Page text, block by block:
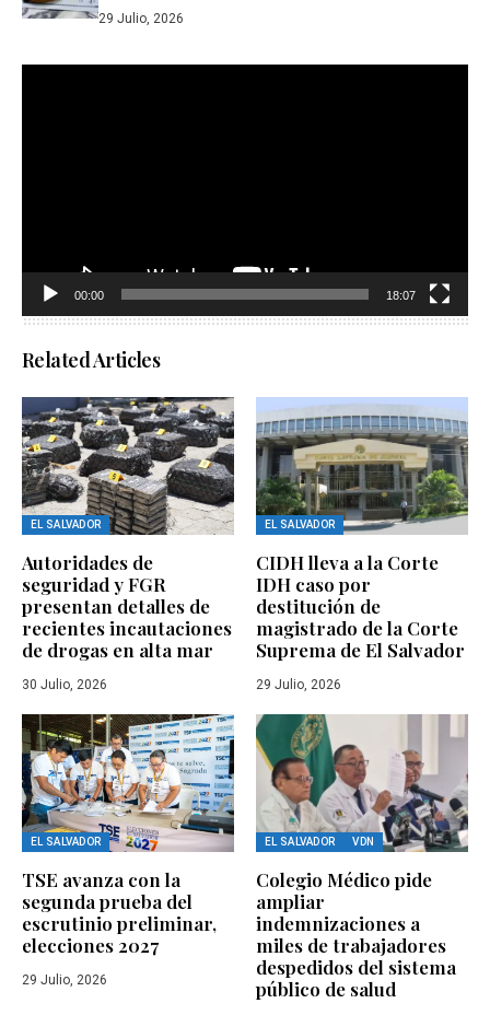
29 Julio, 2026
00:00 18:07
Related Articles
EL SALVADOR
Autoridades de
seguridad y FGR
presentan detalles de
recientes incautaciones
de drogas en alta mar
30 Julio, 2026
EL SALVADOR
CIDH lleva a la Corte
IDH caso por
destitución de
magistrado de la Corte
Suprema de El Salvador
29 Julio, 2026
EL SALVADOR
TSE avanza con la
segunda prueba del
escrutinio preliminar,
elecciones 2027
29 Julio, 2026
EL SALVADOR VDN
Colegio Médico pide
ampliar
indemnizaciones a
miles de trabajadores
despedidos del sistema
público de salud